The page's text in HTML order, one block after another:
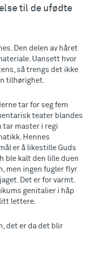
til de ufødte
Den delen av håret
Uansett hvor
så trengs det ikke
tilhørighet.
tar for seg fem
teater blandes
tar master i regi
Hennes
er å likestille Guds
ble kalt den lille duen
men ingen fugler flyr
Det er for varmt.
genitalier i håp
lettere.
det er da det blir